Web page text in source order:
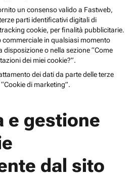
un consenso valido a Fastweb,
parti identificativi digitali di
cookie, per finalità pubblicitarie.
commerciale in qualsiasi momento
disposizione o nella sezione “Come
dei miei cookie?”.
dei dati da parte delle terze
di marketing”.
e gestione
dal sito